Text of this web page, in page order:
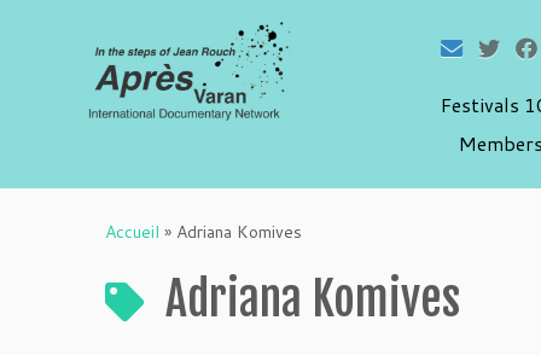
Festivals
Accueil » Adriana Komives
Adriana Komives